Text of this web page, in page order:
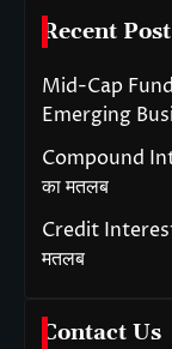
Recent Post
Mid-Cap
Emerging
Compound
का मतलब
Credit
मतलब
Contact Us